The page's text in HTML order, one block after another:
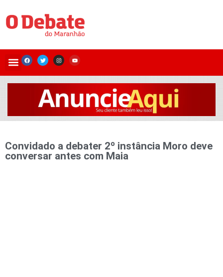
Convidado a debater 2º instância Moro deve
conversar antes com Maia